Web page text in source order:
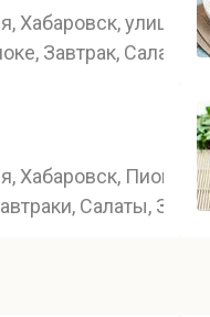
Хабаровск, улица
Завтрак, Салаты
Хабаровск,
Салаты,